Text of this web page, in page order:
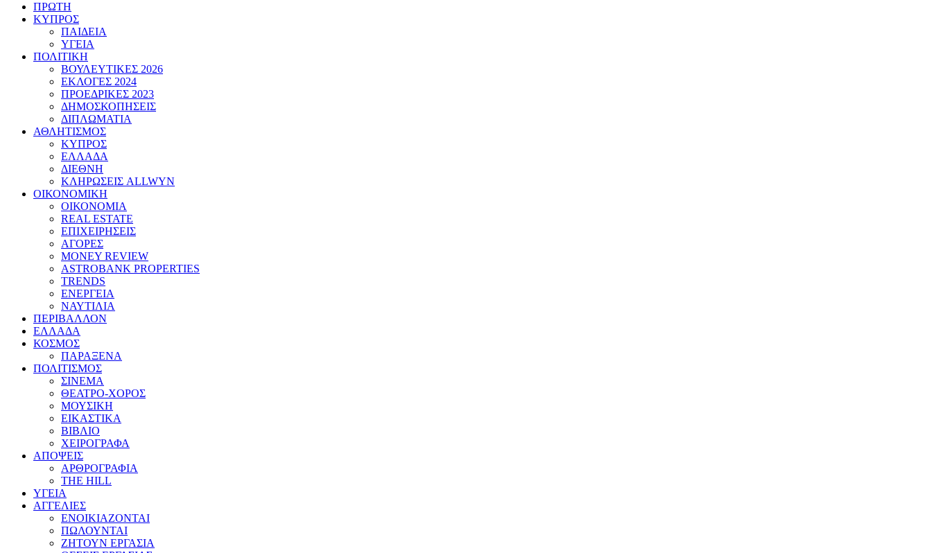
ΠΡΩΤΗ
ΚΥΠΡΟΣ
ΠΑΙΔΕΙΑ
ΥΓΕΙΑ
ΠΟΛΙΤΙΚΗ
ΒΟΥΛΕΥΤΙΚΕΣ 2026
ΕΚΛΟΓΕΣ 2024
ΠΡΟΕΔΡΙΚΕΣ 2023
ΔΗΜΟΣΚΟΠΗΣΕΙΣ
ΔΙΠΛΩΜΑΤΙΑ
ΑΘΛΗΤΙΣΜΟΣ
ΚΥΠΡΟΣ
ΕΛΛΑΔΑ
ΔΙΕΘΝΗ
ΚΛΗΡΩΣΕΙΣ ALLWYN
ΟΙΚΟΝΟΜΙΚΗ
ΟΙΚΟΝΟΜΙΑ
REAL ESTATE
ΕΠΙΧΕΙΡΗΣΕΙΣ
ΑΓΟΡΕΣ
MONEY REVIEW
ASTROBANK PROPERTIES
TRENDS
ΕΝΕΡΓΕΙΑ
ΝΑΥΤΙΛΙΑ
ΠΕΡΙΒΑΛΛΟΝ
ΕΛΛΑΔΑ
ΚΟΣΜΟΣ
ΠΑΡΑΞΕΝΑ
ΠΟΛΙΤΙΣΜΟΣ
ΣΙΝΕΜΑ
ΘΕΑΤΡΟ-ΧΟΡΟΣ
ΜΟΥΣΙΚΗ
ΕΙΚΑΣΤΙΚΑ
ΒΙΒΛΙΟ
ΧΕΙΡΟΓΡΑΦΑ
ΑΠΟΨΕΙΣ
ΑΡΘΡΟΓΡΑΦΙΑ
THE HILL
ΥΓΕΙΑ
ΑΓΓΕΛΙΕΣ
ΕΝΟΙΚΙΑΖΟΝΤΑΙ
ΠΩΛΟΥΝΤΑΙ
ΖΗΤΟΥΝ ΕΡΓΑΣΙΑ